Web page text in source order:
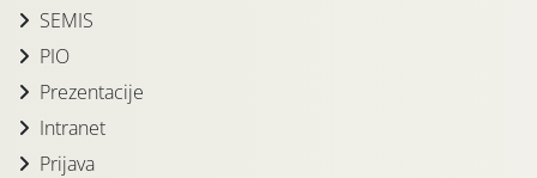
SEMIS
PIO
Prezentacije
Intranet
Prijava